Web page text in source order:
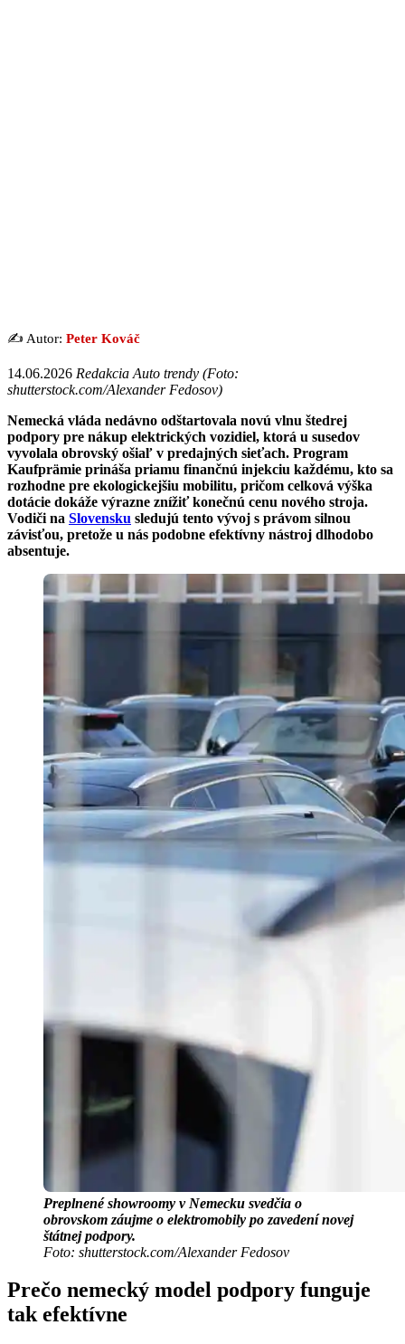
✍️ Autor: Peter Kováč
14.06.2026 Redakcia Auto trendy (Foto:
shutterstock.com/Alexander Fedosov)
Nemecká vláda nedávno odštartovala novú vlnu štedrej
podpory pre nákup elektrických vozidiel, ktorá u susedov
vyvolala obrovský ošiaľ v predajných sieťach. Program
Kaufprämie prináša priamu finančnú injekciu každému, kto sa
rozhodne pre ekologickejšiu mobilitu, pričom celková výška
dotácie dokáže výrazne znížiť konečnú cenu nového stroja.
Vodiči na Slovensku sledujú tento vývoj s právom silnou
závisťou, pretože u nás podobne efektívny nástroj dlhodobo
absentuje.
Preplnené showroomy v Nemecku svedčia o
obrovskom záujme o elektromobily po zavedení novej
štátnej podpory.
Foto: shutterstock.com/Alexander Fedosov
Prečo nemecký model podpory funguje
tak efektívne